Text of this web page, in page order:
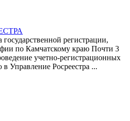
регистрации,
по Камчатскому краю Почти 3
учетно-регистрационных
в Управление Росреестра ...